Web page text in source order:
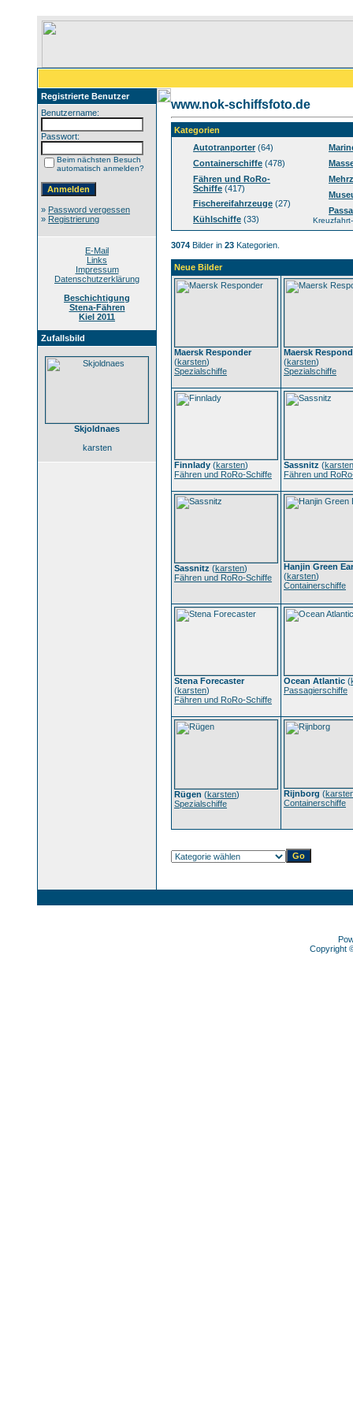
Registrierte Benutzer
Benutzername:
Passwort:
Beim nächsten Besuch
automatisch anmelden?
» Password vergessen
» Registrierung
E-Mail
Links
Impressum
Datenschutzerklärung
Beschichtigung
Stena-Fähren
Kiel 2011
Zufallsbild
Skjoldnaes
karsten
www.nok-schiffsfoto.de
Kategorien
Autotranporter(64)
Containerschiffe (478)
Fähren und RoRo-
Schiffe (417)
Fischereifahrzeuge (27)
Kühlschiffe (33)
3074 Bilder in 23 Kategorien.
Neue Bilder
Maersk Responder
(karsten)
Spezialschiffe
Maersk
(karsten)
Spezialschiffe
Finnlady (karsten)
Fähren und RoRo-Schiffe
Sassnitz (karsten
Fähren und
Sassnitz (karsten)
Fähren und RoRo-Schiffe
Hanjin Green
(karsten)
Containerschiffe
Stena Forecaster
(karsten)
Fähren und RoRo-Schiffe
Ocean Atlantic (
Passagierschiffe
Rügen (karsten)
Spezialschiffe
Rijnborg (
Containerschiffe
Copyright